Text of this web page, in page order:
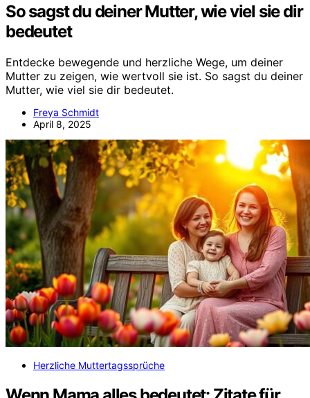
So sagst du deiner Mutter, wie viel sie dir
bedeutet
Entdecke bewegende und herzliche Wege, um deiner
Mutter zu zeigen, wie wertvoll sie ist. So sagst du deiner
Mutter, wie viel sie dir bedeutet.
Freya Schmidt
April 8, 2025
Herzliche Muttertagssprüche